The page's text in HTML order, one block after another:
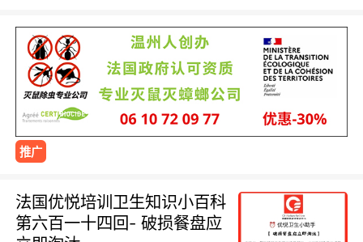
推广
法国优悦培训卫生知识小百科
第六百一十四回- 破损餐盘应